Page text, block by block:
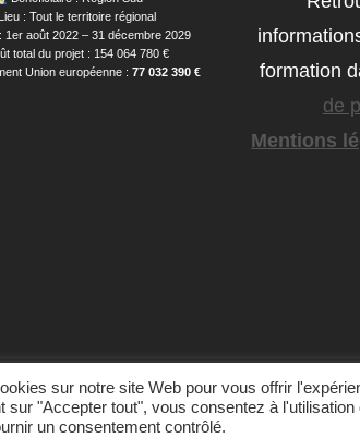
Lieu : Tout le territoire régional
1er août 2022 – 31 décembre 2029
total du projet : 154 064 780 €
Union européenne : 77 032 390 €
formation
de
Mentions
sur notre site Web pour vous offrir
sur "Accepter tout", vous consentez à
un consentement contrôlé.